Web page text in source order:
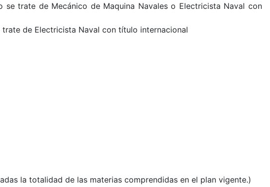
trate de Mecánico de Maquina Navales o Electricista Naval con
de Electricista Naval con título internacional
la totalidad de las materias comprendidas en el plan vigente.)